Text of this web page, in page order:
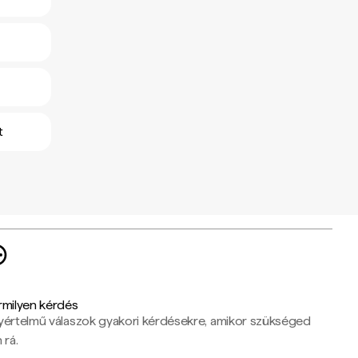
kérdés
válaszok gyakori kérdésekre, amikor szükséged
rá.